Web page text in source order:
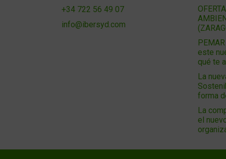
+34 722 56 49 07
info@ibersyd.com
este
qué te
La
forma
La
el